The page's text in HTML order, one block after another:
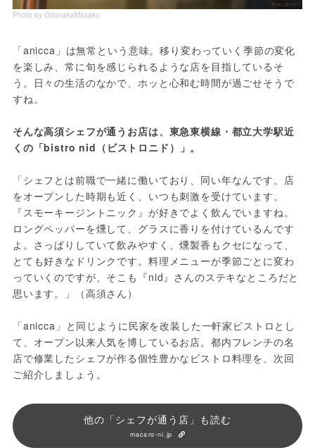
Photo by OdanakaMasako
「anicca」は無常という意味。移り変わっていく季節の変化
を楽しみ、常に旬を感じられるような店を目指しているそ
う。日々の生活のなかで、ホッと心和む時間が過ごせそうで
すね。
そんな高須シェフが通うお店は、東急東横線・都立大学駅近
くの「bistro nid（ビストロニド）」。
「シェフとは前職で一緒に働いており、同い年なんです。店
をオープンした時期も近く、いつも刺激を受けています。
『スモーキージントニック』が好きでよく飲んでいますね。
ロングペッパーを燻して、グラスに香りを付けているんです
よ。さっぱりしていて飲みやすく、燻製香もクセになって、
とても好きなドリンクです。料理メニューが季節ごとに変わ
っていくのですが、そこも『nid』さんのステキなところだと
思います。」（高須さん）
「anicca」と同じように民家を改装した一軒家ビストロとし
て、オープン以来人気を博しているお店。都内フレンチの名
店で修業したシェフが作る個性豊かなビストロ料理を、次回
ご紹介しましょう。
他の「シェフが通う店」も読む
macaro-ni.jp